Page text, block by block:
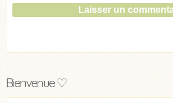
Bienvenue ♡